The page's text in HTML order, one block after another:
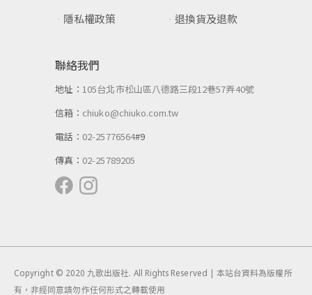
隱私權政策
退換貨及退款
聯絡我們
地址：105台北市松山區八德路三段12巷57弄40號
信箱： chiuko@chiuko.com.tw
電話： 02-25776564#9
傳真： 02-25789205
Copyright © 2020 九歌出版社. All Rights Reserved | 本站台資料為版權所
有，非經同意請勿作任何形式之轉載使用